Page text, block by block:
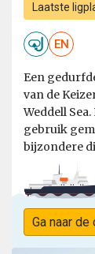
Laatste
EN
Een
van de
Weddell
gebruik
bijzondere
Ga naar